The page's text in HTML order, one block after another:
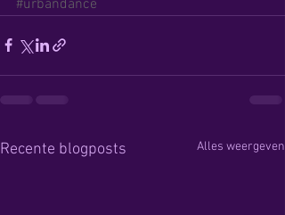
#urbandance
Recente blogposts Alles weergeven